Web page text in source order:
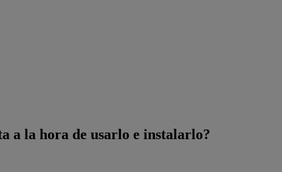
a la hora de usarlo e instalarlo?